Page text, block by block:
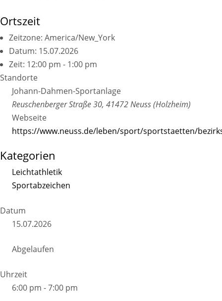
Ortszeit
Zeitzone: America/New_York
Datum: 15.07.2026
Zeit: 12:00 pm - 1:00 pm
Standorte
Johann-Dahmen-Sportanlage
Reuschenberger Straße 30, 41472 Neuss (Holzheim)
Webseite
https://www.neuss.de/leben/sport/sportstaetten/
Kategorien
Leichtathletik
Sportabzeichen
Datum
15.07.2026
Abgelaufen
Uhrzeit
6:00 pm - 7:00 pm